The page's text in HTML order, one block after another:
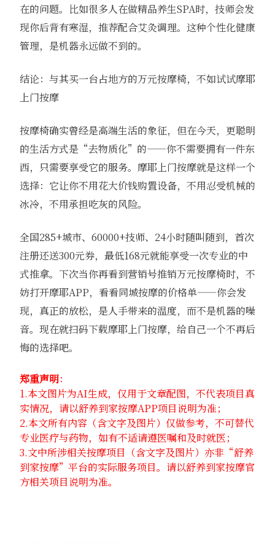
在的问题。比如很多人在做精品养生SPA时，技师会发
现你后背有寒湿，推荐配合艾灸调理。这种个性化健康
管理，是机器永远做不到的。
结论：与其买一台占地方的万元按摩椅，不如试试摩耶
上门按摩
按摩椅确实曾经是高端生活的象征，但在今天，更聪明
的生活方式是“去物质化”的——你不需要拥有一件东
西，只需要享受它的服务。摩耶上门按摩就是这样一个
选择：它让你不用花大价钱购置设备，不用忍受机械的
冰冷，不用承担吃灰的风险。
全国285+城市、60000+技师、24小时随叫随到，首次
注册还送300元券，最低168元就能享受一次专业的中
式推拿。下次当你再看到营销号推销万元按摩椅时，不
妨打开摩耶APP，看看同城按摩的价格单——你会发
现，真正的放松，是人手带来的温度，而不是机器的噪
音。现在就扫码下载摩耶上门按摩，给自己一个不再后
悔的选择吧。
郑重声明：
1.本文图片为AI生成，仅用于文章配图，不代表项目真
实情况，请以舒养到家按摩APP项目说明为准；
2.本文所有内容（含文字及图片）仅做参考，不可替代
专业医疗与药物，如有不适请遵医嘱和及时就医；
3.文中所涉相关按摩项目（含文字及图片）亦非“舒养
到家按摩”平台的实际服务项目。请以舒养到家按摩官
方相关项目说明为准。